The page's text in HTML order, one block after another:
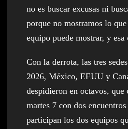
no es buscar excusas ni
porque no mostramos lo
equipo puede mostrar, y esa
Con la derrota, las tres
2026, México, EEUU y
despidieron en octavos, que
martes 7 con dos
participan los dos equipos